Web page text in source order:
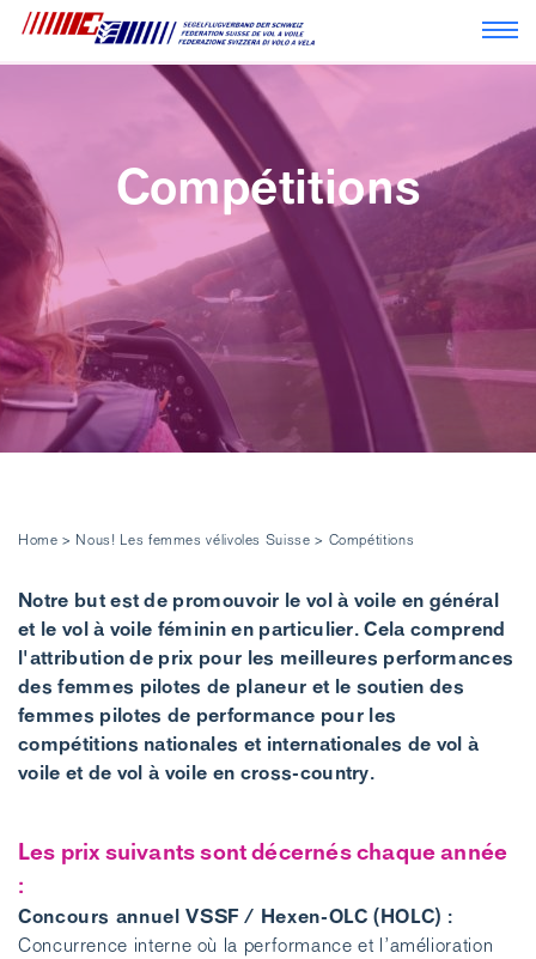
Compétitions
Home > Nous! Les femmes vélivoles Suisse > Compétitions
Notre but est de promouvoir le vol à voile en général
et le vol à voile féminin en particulier. Cela comprend
l'attribution de prix pour les meilleures performances
des femmes pilotes de planeur et le soutien des
femmes pilotes de performance pour les
compétitions nationales et internationales de vol à
voile et de vol à voile en cross-country.
Les prix suivants sont décernés chaque année
:
Concours annuel VSSF / Hexen-OLC (HOLC) :
Concurrence interne où la performance et l’amélioration